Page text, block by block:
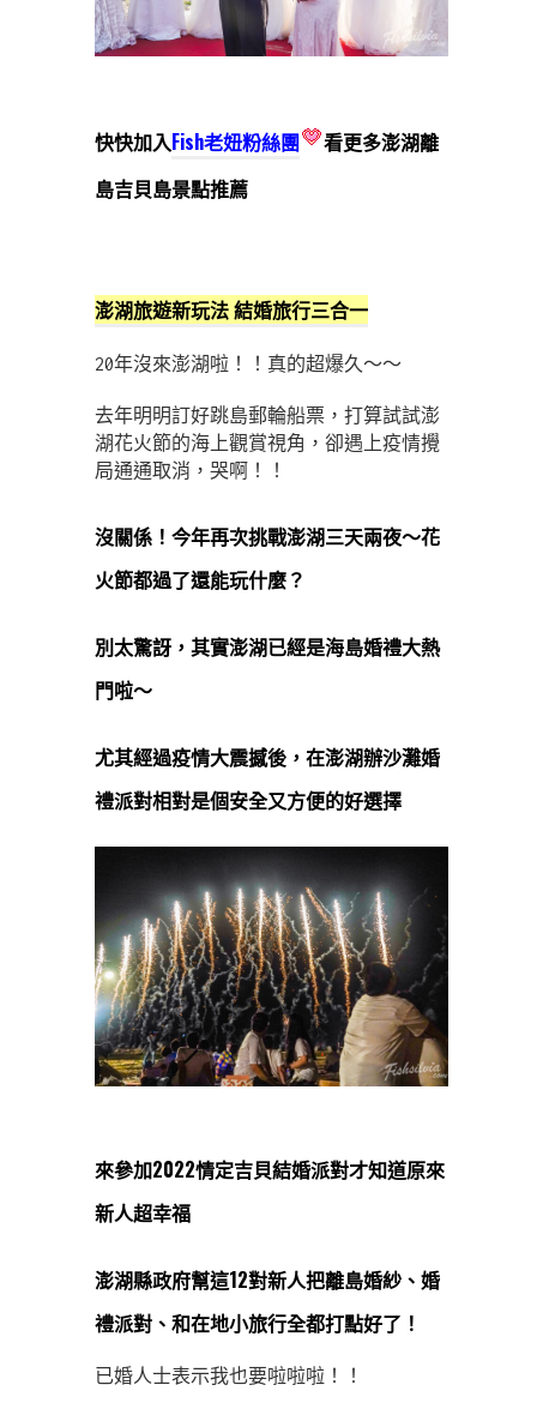
快快加入Fish老妞粉絲團
看更多澎湖離
島吉貝島景點推薦
澎湖旅遊新玩法結婚旅行三合一
20年沒來澎湖啦！！真的超爆久～～
去年明明訂好跳島郵輪船票，打算試試澎
湖花火節的海上觀賞視角，卻遇上疫情攪
局通通取消，哭啊！！
沒關係！今年再次挑戰澎湖三天兩夜～花
火節都過了還能玩什麼？
別太驚訝，其實澎湖已經是海島婚禮大熱
門啦～
尤其經過疫情大震撼後，在澎湖辦沙灘婚
禮派對相對是個安全又方便的好選擇
來參加2022情定吉貝結婚派對才知道原來
新人超幸福
澎湖縣政府幫這12對新人把離島婚紗、婚
禮派對、和在地小旅行全都打點好了！
已婚人士表示我也要啦啦啦！！